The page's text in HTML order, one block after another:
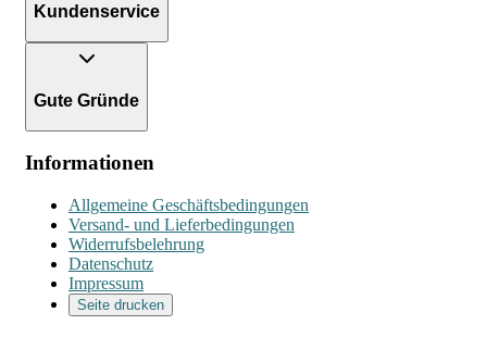
Kundenservice
Gute Gründe
Informationen
Allgemeine Geschäftsbedingungen
Versand- und Lieferbedingungen
Widerrufsbelehrung
Datenschutz
Impressum
Seite drucken